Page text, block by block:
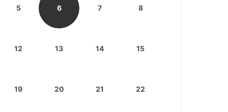
5 6 7 8
12 13 14 15
19 20 21 22